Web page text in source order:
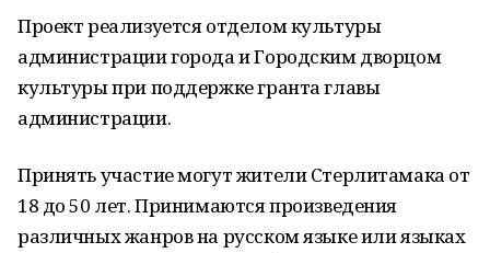
Проект реализуется отделом культуры
администрации города и Городским дворцом
культуры при поддержке гранта главы
администрации.
Принять участие могут жители Стерлитамака от
18 до 50 лет. Принимаются произведения
различных жанров на русском языке или языках